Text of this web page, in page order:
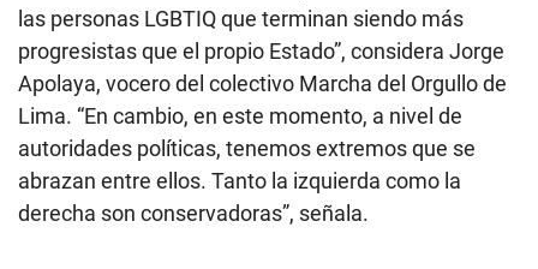
las personas LGBTIQ que terminan siendo más
progresistas que el propio Estado”, considera Jorge
Apolaya, vocero del colectivo Marcha del Orgullo de
Lima. “En cambio, en este momento, a nivel de
autoridades políticas, tenemos extremos que se
abrazan entre ellos. Tanto la izquierda como la
derecha son conservadoras”, señala.